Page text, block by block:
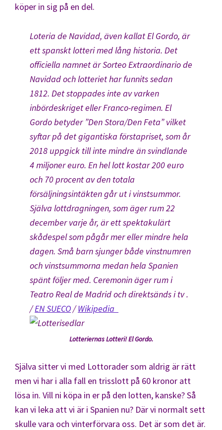
köper in sig på en del.
Loteria de Navidad, även kallat El Gordo, är
ett spanskt lotteri med lång historia. Det
officiella namnet är Sorteo Extraordinario de
Navidad och lotteriet har funnits sedan
1812. Det stoppades inte av varken
inbördeskriget eller Franco-regimen. El
Gordo betyder ”Den Stora/Den Feta” vilket
syftar på det gigantiska förstapriset, som år
2018 uppgick till inte mindre än svindlande
4 miljoner euro. En hel lott kostar 200 euro
och 70 procent av den totala
försäljningsintäkten går ut i vinstsummor.
Själva lottdragningen, som äger rum 22
december varje år, är ett spektakulärt
skådespel som pågår mer eller mindre hela
dagen. Små barn sjunger både vinstnumren
och vinstsummorna medan hela Spanien
spänt följer med. Ceremonin äger rum i
Teatro Real de Madrid och direktsänds i tv .
/EN SUECO/Wikipedia
Lotteriernas Lotteri! El Gordo.
Själva sitter vi med Lottorader som aldrig är rätt
men vi har i alla fall en trisslott på 60 kronor att
lösa in. Vill ni köpa in er på den lotten, kanske? Så
kan vi leka att vi är i Spanien nu? Där vi normalt sett
skulle vara och vinterförvara oss. Det är som det är.